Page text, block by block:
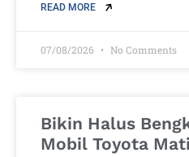
READ MORE
07/08/2026 No Comments
Bikin Halus
Mobil Toyota